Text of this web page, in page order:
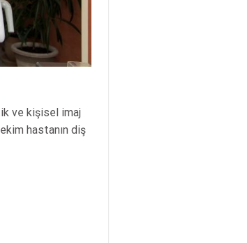
ve kişisel imaj
hastanın diş